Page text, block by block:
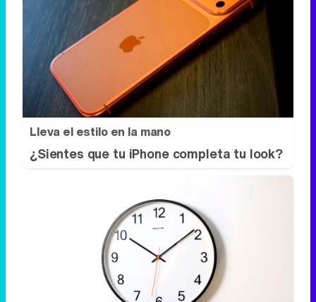
Lleva el estilo en la mano
¿Sientes que tu iPhone completa tu look?